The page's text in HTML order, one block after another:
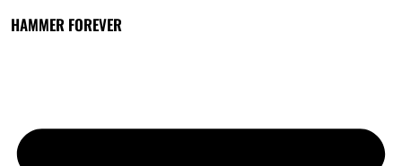
HAMMER FOREVER